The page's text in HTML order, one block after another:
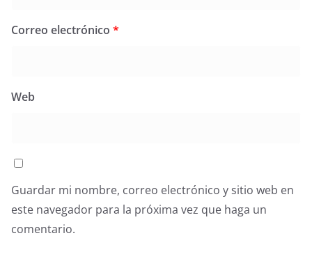
Correo electrónico *
Web
Guardar mi nombre, correo electrónico y sitio web en
este navegador para la próxima vez que haga un
comentario.